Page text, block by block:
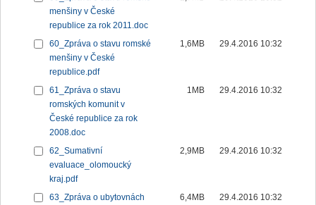
menšiny v České
republice za rok 2011.doc
60_Zpráva o stavu romské
menšiny v České
republice.pdf
1,6MB 29.4.2016 10:32
61_Zpráva o stavu
romských komunit v
České republice za rok
2008.doc
1MB 29.4.2016 10:32
62_Sumativní
evaluace_olomoucký
kraj.pdf
2,9MB 29.4.2016 10:32
63_Zpráva o ubytovnách
6,4MB 29.4.2016 10:32